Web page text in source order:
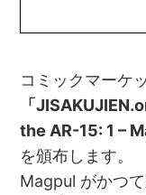
コミックマーケ
「
the AR-15: 1 –
を頒布します。
Magpul がかつ